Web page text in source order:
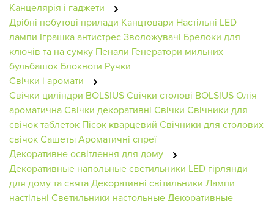
Канцелярія і гаджети
Дрібні побутові прилади Канцтовари Настільні LED
лампи Іграшка антистресЗволожувачі Брелоки для
ключів та на сумку Пенали Генератори мильних
бульбашок Блокноти Ручки
Свічки і аромати
Свічки циліндри BOLSIUSСвічки столові BOLSIUSОлія
ароматичнаСвічки декоративні Свічки Свічники для
свічок таблеток Пісок кварцевий Свічники для столових
свічокСашетыАроматичні спреї
Декоративне освітлення для дому
Декоративные напольные светильники LED гірлянди
для дому та святаДекоративні світильники Лампи
настільні Светильники настольныеДекоративные